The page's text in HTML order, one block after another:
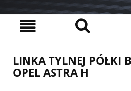
LINKA TYLNEJ PÓŁKI
OPEL ASTRA H